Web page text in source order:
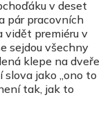
v deset
pár pracovních
vidět premiéru v
sejdou všechny
klepe na dveře
slova jako „ono to
tak, jak to